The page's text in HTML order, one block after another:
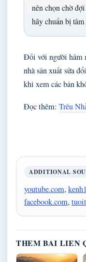
nên chọn chờ
hãy chuẩn bị
Đối với người hâm
nhà sản xuất sửa
khi xem các bản
Đọc thêm: Trêu
ADDITIONAL
youtube.com,
facebook.com,
THEM BAI LIEN